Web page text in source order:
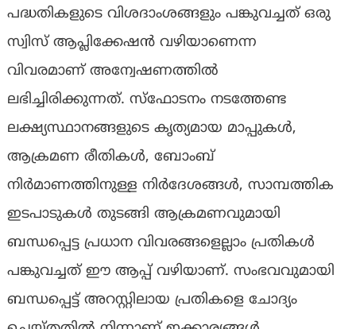
പദ്ധതികളുടെ വിശദാംശങ്ങളും പങ്കുവച്ചത് ഒരു
സ്വിസ് ആപ്ലിക്കേഷന്‍ വഴിയാണെന്ന
വിവരമാണ് അന്വേഷണത്തില്‍
ലഭിച്ചിരിക്കുന്നത്. സ്‌ഫോടനം നടത്തേണ്ട
ലക്ഷ്യസ്ഥാനങ്ങളുടെ കൃത്യമായ മാപ്പുകള്‍,
ആക്രമണ രീതികള്‍, ബോംബ്
നിര്‍മാണത്തിനുള്ള നിര്‍ദേശങ്ങള്‍, സാമ്പത്തിക
ഇടപാടുകള്‍ തുടങ്ങി ആക്രമണവുമായി
ബന്ധപ്പെട്ട പ്രധാന വിവരങ്ങളെല്ലാം പ്രതികള്‍
പങ്കുവച്ചത് ഈ ആപ്പ് വഴിയാണ്. സംഭവവുമായി
ബന്ധപ്പെട്ട് അറസ്റ്റിലായ പ്രതികളെ ചോദ്യം